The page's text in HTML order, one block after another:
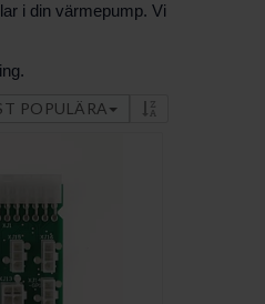
i din värmepump. Vi
POPULÄRA